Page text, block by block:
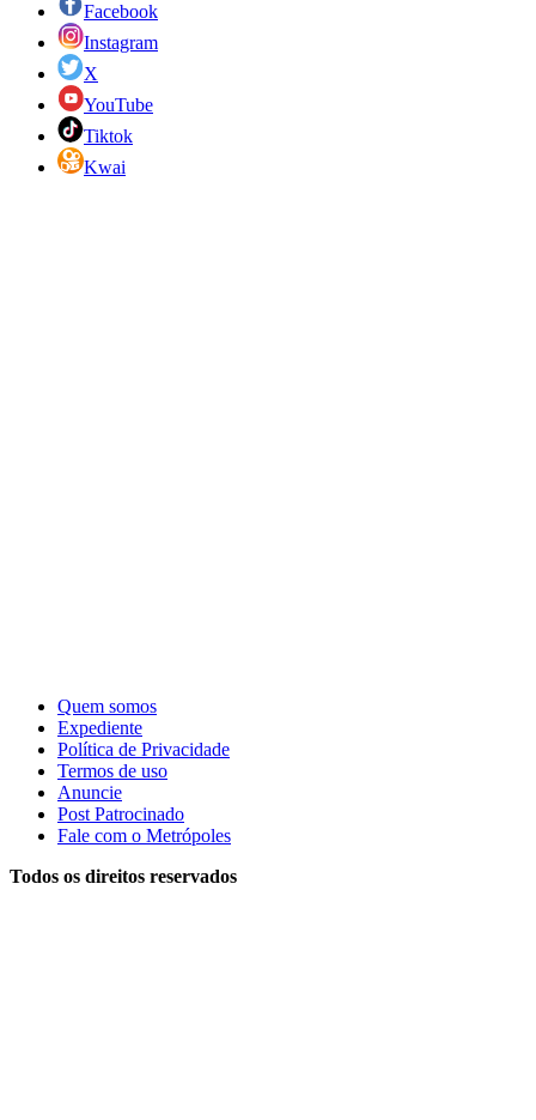
Facebook
Instagram
X
YouTube
Tiktok
Kwai
Quem somos
Expediente
Política de Privacidade
Termos de uso
Anuncie
Post Patrocinado
Fale com o Metrópoles
Todos os direitos reservados